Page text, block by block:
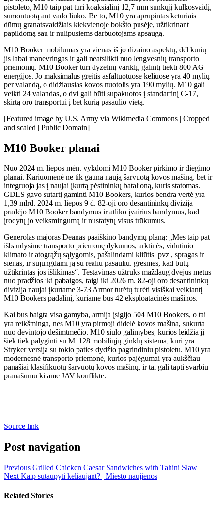
pistoleto, M10 taip pat turi koaksialinį 12,7 mm sunkųjį kulkosvaidį,
sumontuotą ant vado liuko. Be to, M10 yra aprūpintas keturiais
dūmų granatsvaidžiais kiekvienoje bokšto pusėje, užtikrinant
papildomą sau ir nulipusiems darbuotojams apsaugą.
M10 Booker mobilumas yra vienas iš jo dizaino aspektų, dėl kurių
jis labai manevringas ir gali neatsilikti nuo lengvesnių transporto
priemonių. M10 Booker turi dyzelinį variklį, galintį tiekti 800 AG
energijos. Jo maksimalus greitis asfaltuotuose keliuose yra 40 mylių
per valandą, o didžiausias kovos nuotolis yra 190 mylių. M10 gali
veikti 24 valandas, o dvi gali būti supakuotos į standartinį C-17,
skirtą oro transportui į bet kurią pasaulio vietą.
[Featured image by U.S. Army via Wikimedia Commons | Cropped
and scaled | Public Domain]
M10 Booker planai
Nuo 2024 m. liepos mėn. vykdomi M10 Booker pirkimo ir diegimo
planai. Kariuomenė ne tik gauna naują šarvuotą kovos mašiną, bet ir
integruoja jas į naujai įkurtą pėstininkų batalioną, kuris statomas.
GDLS gavo sutartį gaminti M10 Bookers, kurios bendra vertė yra
1,39 mlrd. 2024 m. liepos 9 d. 82-oji oro desantininkų divizija
pradėjo M10 Booker bandymus ir atliko įvairius bandymus, kad
įrodytų jo veiksmingumą ir nustatytų visus trūkumus.
Generolas majoras Deanas paaiškino bandymų planą: „Mes taip pat
išbandysime transporto priemonę dykumos, arktinės, vidutinio
klimato ir atogrąžų sąlygomis, pašalindami kliūtis, pvz., spragas ir
sienas, ir sujungdami ją su realiu pasauliu. grėsmės, kad būtų
užtikrintas jos išlikimas“. Testavimas užtruks maždaug dvejus metus
nuo pradžios iki pabaigos, taigi iki 2026 m. 82-oji oro desantininkų
divizija naujai įkurtame 3-73 Armor turėtų turėti visiškai veikiantį
M10 Bookers padalinį, kuriame bus 42 eksploatacinės mašinos.
Kai bus baigta visa gamyba, armija įsigijo 504 M10 Bookers, o tai
yra reikšminga, nes M10 yra pirmoji didelė kovos mašina, sukurta
nuo devintojo dešimtmečio. M10 siūlo galimybes, kurios leidžia jį
šiek tiek palyginti su M1128 mobiliųjų ginklų sistema, kuri yra
Stryker versija su tokio paties dydžio pagrindiniu pistoletu. M10 yra
modernesnė transporto priemonė, kurios pajėgumai yra aukščiau
panašiai klasifikuotų šarvuotų kovos mašinų, ir tai gali tapti svarbiu
pranašumu kitame JAV konflikte.
Source link
Post navigation
Previous Grilled Chicken Caesar Sandwiches with Tahini Slaw
Next Kaip sutaupyti keliaujant? | Miesto naujienos
Related Stories